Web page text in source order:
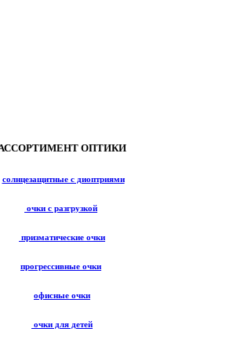
ОПТИКИ
солнцезащитные с диоптриями
очки с разгрузкой
призматические очки
прогрессивные очки
офисные очки
очки для детей